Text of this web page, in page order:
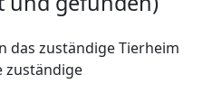
das zuständige Tierheim
zuständige